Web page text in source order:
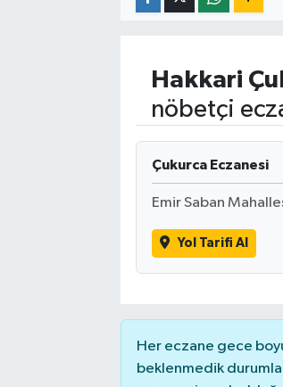
Hakkari
nöbetçi
Çukurca Eczanesi
Emir Saban
Yol Tarifi Al
Her eczane gece
beklenmedik